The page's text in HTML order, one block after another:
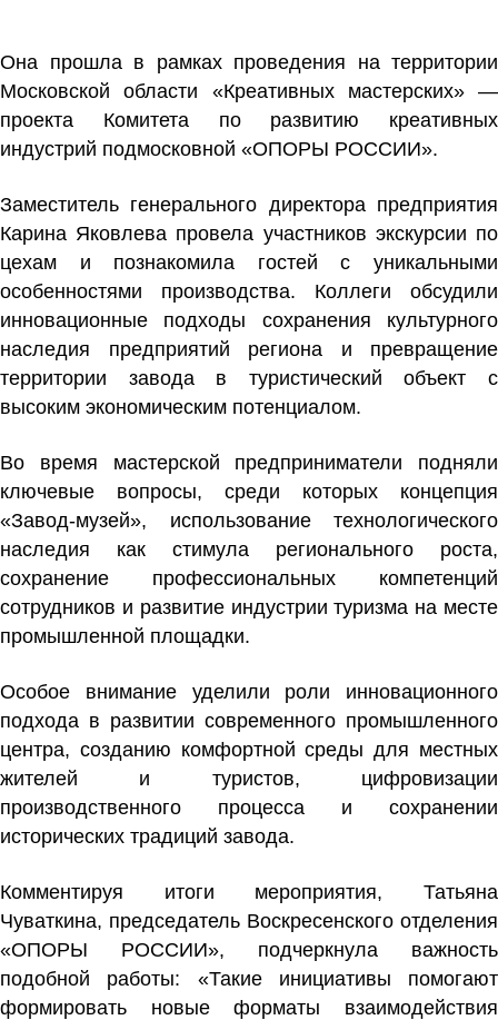
Она прошла в рамках проведения на территории
Московской области «Креативных мастерских»—
проекта Комитета по развитию креативных
индустрий подмосковной «ОПОРЫ РОССИИ».
Заместитель генерального директора предприятия
Карина Яковлева провела участников экскурсии по
цехам и познакомила гостей с уникальными
особенностями производства. Коллеги обсудили
инновационные подходы сохранения культурного
наследия предприятий региона и превращение
территории завода в туристический объект с
высоким экономическим потенциалом.
Во время мастерской предприниматели подняли
ключевые вопросы, среди которых концепция
«Завод-музей», использование технологического
наследия как стимула регионального роста,
сохранение профессиональных компетенций
сотрудников и развитие индустрии туризма на месте
промышленной площадки.
Особое внимание уделили роли инновационного
подхода в развитии современного промышленного
центра, созданию комфортной среды для местных
жителей и туристов, цифровизации
производственного процесса и сохранении
исторических традиций завода.
Комментируя итоги мероприятия, Татьяна
Чуваткина, председатель Воскресенского отделения
«ОПОРЫ РОССИИ», подчеркнула важность
подобной работы: «Такие инициативы помогают
формировать новые форматы взаимодействия